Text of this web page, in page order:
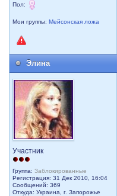
Пол:
Мои группы:Мейсонская ложа
Элина
Участник
Группа:Заблокированные
Регистрация: 31 Дек 2010, 16:04
Сообщений: 369
Откуда: Украина, г. Запорожье